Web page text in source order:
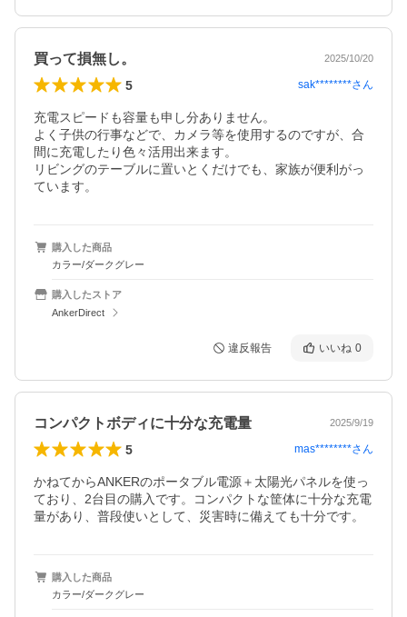
買って損無し。 2025/10/20
5 sak********さん
充電スピードも容量も申し分ありません。
よく子供の行事などで、カメラ等を使用するのですが、合
間に充電したり色々活用出来ます。
リビングのテーブルに置いとくだけでも、家族が便利がっ
ています。
購入した商品
カラー/ダークグレー
購入したストア
AnkerDirect
違反報告 いいね 0
コンパクトボディに十分な充電量 2025/9/19
5 mas********さん
かねてからANKERのポータブル電源＋太陽光パネルを使っ
ており、2台目の購入です。コンパクトな筐体に十分な充電
量があり、普段使いとして、災害時に備えても十分です。
購入した商品
カラー/ダークグレー